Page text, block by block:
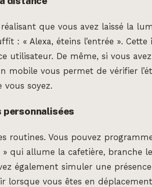
que vous avez laissé la
: « Alexa, éteins l’entrée ». Cette
utilisateur. De même, si vous
mobile vous permet de vérifier
soyez.
personnalisées
routines. Vous pouvez
qui allume la cafetière, branche
également simuler une
lorsque vous êtes en